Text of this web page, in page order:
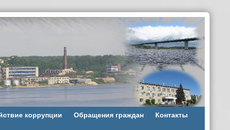
коррупции Обращения граждан Контакты